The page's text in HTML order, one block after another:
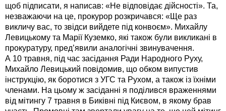
щоб підписати, я написав: «Не відповідає дійсності». Та,
незважаючи на це, прокурор розкричався: «Ще раз
викличу вас, то звідси вийдете під конвоєм». Михайлу
Левицькому та Марії Куземко, які також були викликані в
прокуратуру, пред’явили аналогічні звинувачення.
А 10 травня, під час засідання Ради Народного Руху,
Михайло Левицький повідомив, що обком випустив
інструкцію, як боротися з УГС та Рухом, а також із їхніми
членами. На цьому ж засіданні я поділився враженнями
від мітингу 7 травня в Биківні під Києвом, в якому брав